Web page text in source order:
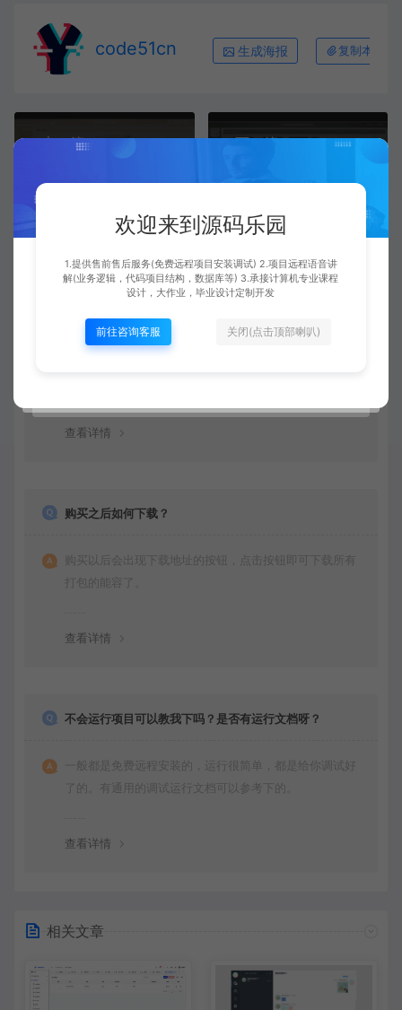
code51cn 生成海报 复制本文链
上一篇：
下一篇：
常见问题
是的下载都是需要付费的，如果有价格标注的话。 安装看
查看详情
购买之后如何下载？
购买以后会出现下载地址的按钮，点击按钮即可下载所有
打包的能容了。
查看详情
不会运行项目可以教我下吗？是否有运行文档呀？
一般都是免费远程安装的，运行很简单，都是给你调试好
了的。有通用的调试运行文档可以参考下的。
查看详情
相关文章
欢迎来到源码乐园
1.提供售前售后服务(免费远程项目安装调试) 2.项目远程语音讲
解(业务逻辑，代码项目结构，数据库等) 3.承接计算机专业课程
设计，大作业，毕业设计定制开发
前往咨询客服 关闭(点击顶部喇叭)